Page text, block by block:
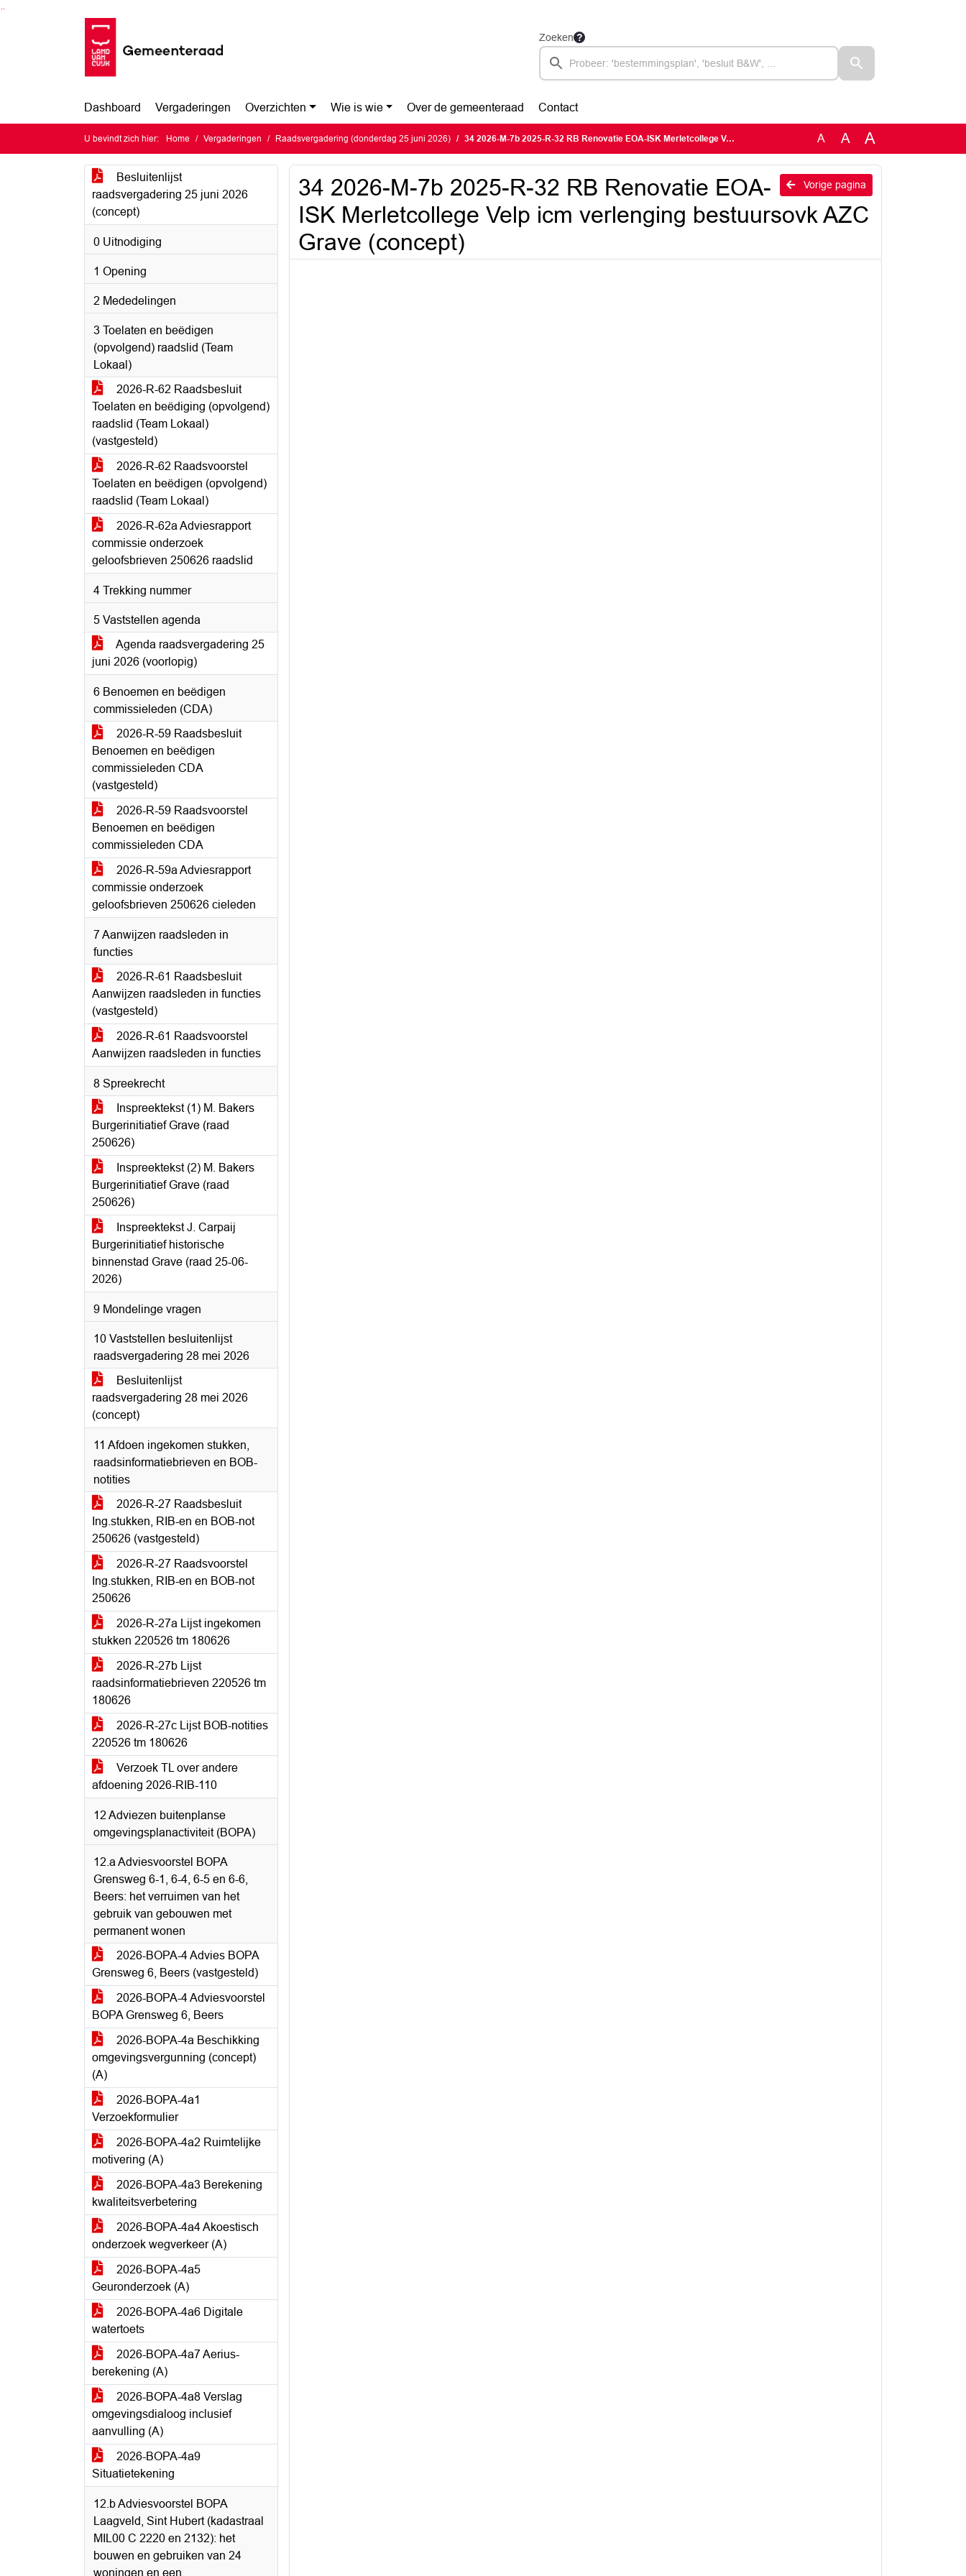
Ga naar de inhoud van deze pagina
Ga naar het zoeken
Ga naar het menu
Zoeken
Dashboard Vergaderingen Overzichten Wie is wie Over de gemeenteraad Contact
U bevindt zich hier: Home Vergaderingen Raadsvergadering (donderdag 25 juni 2026) 34 2026-M-7b 2025-R-32 RB Renovatie EOA-ISK Merletcollege Velp icm verlenging bestuursovk AZC Grave (concept) A A A
Besluitenlijst
raadsvergadering 25 juni 2026
(concept)
0 Uitnodiging
1 Opening
2 Mededelingen
3 Toelaten en beëdigen
(opvolgend) raadslid (Team
Lokaal)
2026-R-62 Raadsbesluit
Toelaten en beëdiging (opvolgend)
raadslid (Team Lokaal)
(vastgesteld)
2026-R-62 Raadsvoorstel
Toelaten en beëdigen (opvolgend)
raadslid (Team Lokaal)
2026-R-62a Adviesrapport
commissie onderzoek
geloofsbrieven 250626 raadslid
4 Trekking nummer
5 Vaststellen agenda
Agenda raadsvergadering 25
juni 2026 (voorlopig)
6 Benoemen en beëdigen
commissieleden (CDA)
2026-R-59 Raadsbesluit
Benoemen en beëdigen
commissieleden CDA
(vastgesteld)
2026-R-59 Raadsvoorstel
Benoemen en beëdigen
commissieleden CDA
2026-R-59a Adviesrapport
commissie onderzoek
geloofsbrieven 250626 cieleden
7 Aanwijzen raadsleden in
functies
2026-R-61 Raadsbesluit
Aanwijzen raadsleden in functies
(vastgesteld)
2026-R-61 Raadsvoorstel
Aanwijzen raadsleden in functies
8 Spreekrecht
Inspreektekst (1) M. Bakers
Burgerinitiatief Grave (raad
250626)
Inspreektekst (2) M. Bakers
Burgerinitiatief Grave (raad
250626)
Inspreektekst J. Carpaij
Burgerinitiatief historische
binnenstad Grave (raad 25-06-
2026)
9 Mondelinge vragen
10 Vaststellen besluitenlijst
raadsvergadering 28 mei 2026
Besluitenlijst
raadsvergadering 28 mei 2026
(concept)
11 Afdoen ingekomen stukken,
raadsinformatiebrieven en BOB-
notities
2026-R-27 Raadsbesluit
Ing.stukken, RIB-en en BOB-not
250626 (vastgesteld)
2026-R-27 Raadsvoorstel
Ing.stukken, RIB-en en BOB-not
250626
2026-R-27a Lijst ingekomen
stukken 220526 tm 180626
2026-R-27b Lijst
raadsinformatiebrieven 220526 tm
180626
2026-R-27c Lijst BOB-notities
220526 tm 180626
Verzoek TL over andere
afdoening 2026-RIB-110
12 Adviezen buitenplanse
omgevingsplanactiviteit (BOPA)
12.a Adviesvoorstel BOPA
Grensweg 6-1, 6-4, 6-5 en 6-6,
Beers: het verruimen van het
gebruik van gebouwen met
permanent wonen
2026-BOPA-4 Advies BOPA
Grensweg 6, Beers (vastgesteld)
2026-BOPA-4 Adviesvoorstel
BOPA Grensweg 6, Beers
2026-BOPA-4a Beschikking
omgevingsvergunning (concept)
(A)
2026-BOPA-4a1
Verzoekformulier
2026-BOPA-4a2 Ruimtelijke
motivering (A)
2026-BOPA-4a3 Berekening
kwaliteitsverbetering
2026-BOPA-4a4 Akoestisch
onderzoek wegverkeer (A)
2026-BOPA-4a5
Geuronderzoek (A)
2026-BOPA-4a6 Digitale
watertoets
2026-BOPA-4a7 Aerius-
berekening (A)
2026-BOPA-4a8 Verslag
omgevingsdialoog inclusief
aanvulling (A)
2026-BOPA-4a9
Situatietekening
12.b Adviesvoorstel BOPA
Laagveld, Sint Hubert (kadastraal
MIL00 C 2220 en 2132): het
bouwen en gebruiken van 24
woningen en een
Vorige pagina
34 2026-M-7b 2025-R-32 RB Renovatie EOA-
ISK Merletcollege Velp icm verlenging bestuursovk AZC
Grave (concept)